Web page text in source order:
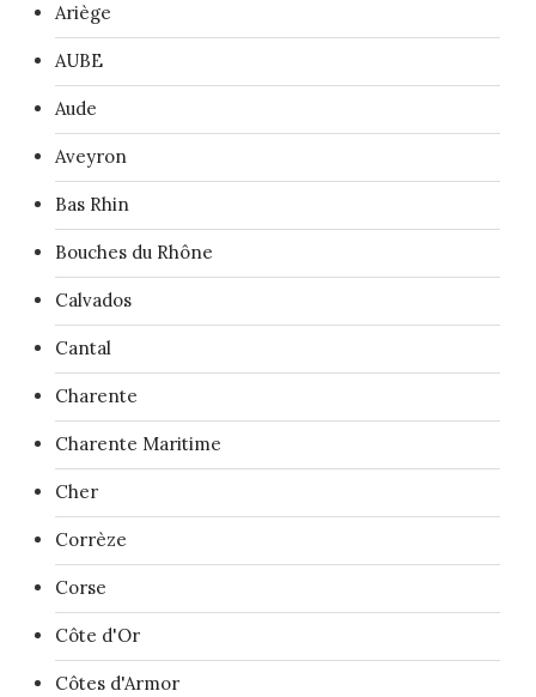
Ariège
AUBE
Aude
Aveyron
Bas Rhin
Bouches du Rhône
Calvados
Cantal
Charente
Charente Maritime
Cher
Corrèze
Corse
Côte d'Or
Côtes d'Armor